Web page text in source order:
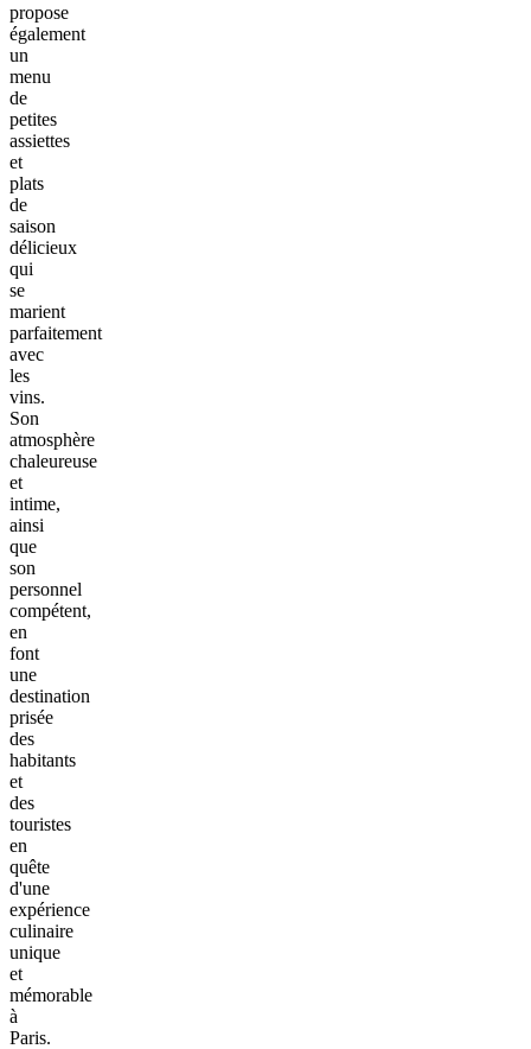
propose
également
un
menu
de
petites
assiettes
et
plats
de
saison
délicieux
qui
se
marient
parfaitement
avec
les
vins.
Son
atmosphère
chaleureuse
et
intime,
ainsi
que
son
personnel
compétent,
en
font
une
destination
prisée
des
habitants
et
des
touristes
en
quête
d'une
expérience
culinaire
unique
et
mémorable
à
Paris.